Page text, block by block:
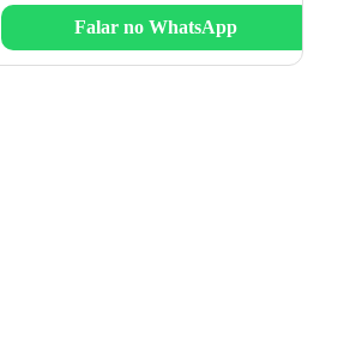
Falar no WhatsApp